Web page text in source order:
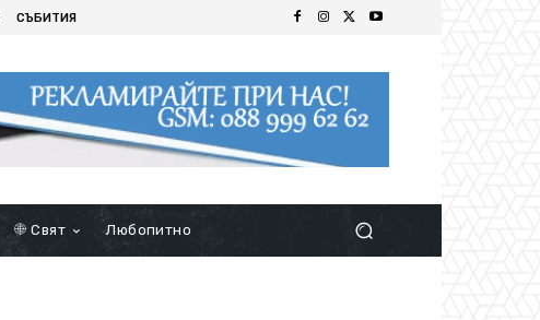
СЪБИТИЯ
Свят Любопитно